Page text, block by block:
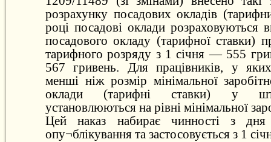
розрахунку посадових окладів
році посадові оклади розраховуються
посадового окладу (тарифної ставки)
тарифного розряду з 1 січня — 555
567 гривень. Для працівників, у
менші ніж розмір мінімальної
оклади (тарифні ставки) у
установлюються на рівні мінімальної
Цей наказ набирає чинності з дня
опу¬блікування та застосовується з 1